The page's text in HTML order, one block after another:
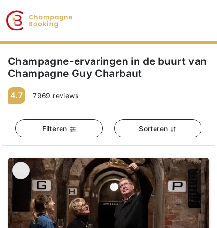
Champagne-ervaringen in de buurt van
Champagne Guy Charbaut
4.7 7969 reviews
Filteren Sorteren